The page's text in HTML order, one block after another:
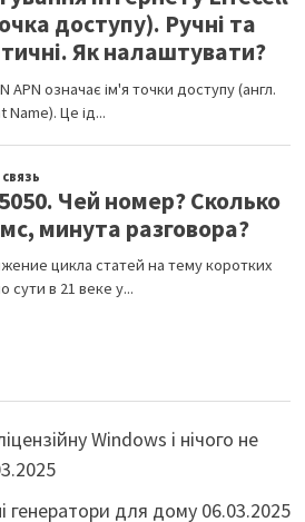
Windows і нічого не
генератори для дому 06.03.2025